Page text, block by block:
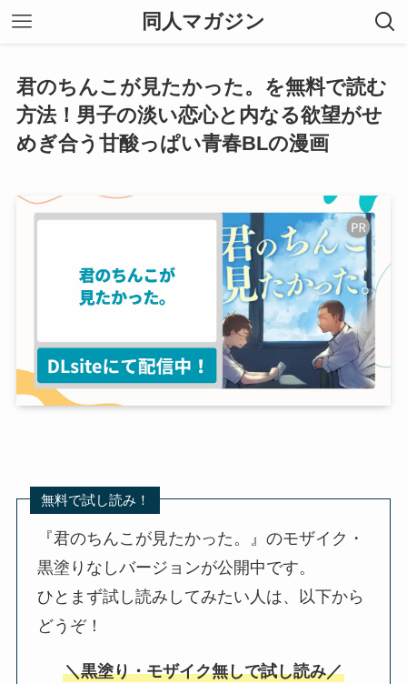
同人マガジン
君のちんこが見たかった。を無料で読む
方法！男子の淡い恋心と内なる欲望がせ
めぎ合う甘酸っぱい青春BLの漫画
無料で試し読み！
『君のちんこが見たかった。』のモザイク・
黒塗りなしバージョンが公開中です。
ひとまず試し読みしてみたい人は、以下から
どうぞ！
＼黒塗り・モザイク無しで試し読み／